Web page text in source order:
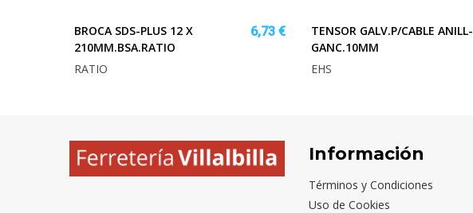
BROCA SDS-PLUS 12 X
210MM.BSA.RATIO
6,73 €
RATIO
TENSOR GALV.P/CABLE ANILL-
GANC.10MM
EHS
Información
Términos y Condiciones
Uso de Cookies